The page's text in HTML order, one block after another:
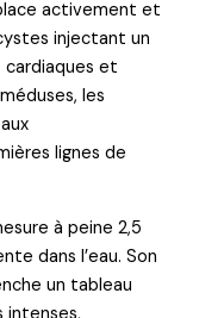
activement et
injectant un
et
les
lignes de
à peine 2,5
dans l’eau. Son
un tableau
intenses,